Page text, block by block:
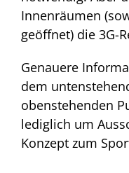
Innenräumen
geöffnet) die 3G-
Genauere
dem
obenstehenden
lediglich um
Konzept zum